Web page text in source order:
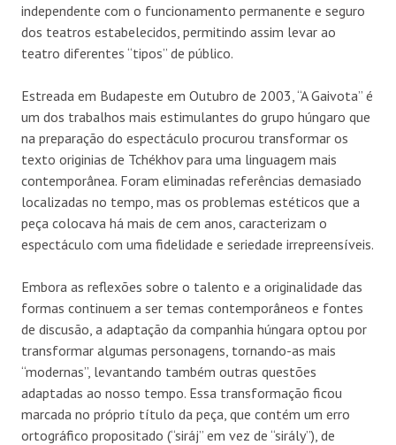
independente com o funcionamento permanente e seguro
dos teatros estabelecidos, permitindo assim levar ao
teatro diferentes “tipos” de público.
Estreada em Budapeste em Outubro de 2003, “A Gaivota” é
um dos trabalhos mais estimulantes do grupo húngaro que
na preparação do espectáculo procurou transformar os
texto originias de Tchékhov para uma linguagem mais
contemporânea. Foram eliminadas referências demasiado
localizadas no tempo, mas os problemas estéticos que a
peça colocava há mais de cem anos, caracterizam o
espectáculo com uma fidelidade e seriedade irrepreensíveis.
Embora as reflexões sobre o talento e a originalidade das
formas continuem a ser temas contemporâneos e fontes
de discusão, a adaptação da companhia húngara optou por
transformar algumas personagens, tornando-as mais
“modernas”, levantando também outras questões
adaptadas ao nosso tempo. Essa transformação ficou
marcada no próprio título da peça, que contém um erro
ortográfico propositado (“siráj” em vez de “sirály”), de